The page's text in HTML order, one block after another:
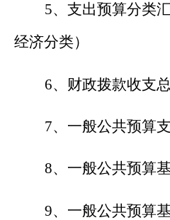
5、支出预算分类
经济分类）
6、财政拨款收支
7、一般公共预算
8、一般公共预算
9、一般公共预算